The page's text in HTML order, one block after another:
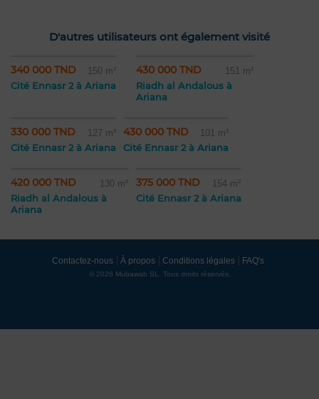
D'autres utilisateurs ont également visité
340 000 TND 150 m²
Cité Ennasr 2 à Ariana
430 000 TND 151 m²
Riadh al Andalous à
Ariana
330 000 TND 127 m²
Cité Ennasr 2 à Ariana
430 000 TND 101 m²
Cité Ennasr 2 à Ariana
420 000 TND 130 m²
Riadh al Andalous à
Ariana
375 000 TND 154 m²
Cité Ennasr 2 à Ariana
Contactez-nous À propos Conditions légales FAQ's
© 2026 Mubawab SL. Tous droits réservés.